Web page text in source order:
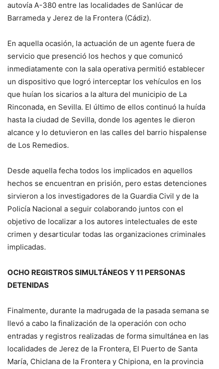
autovía A-380 entre las localidades de Sanlúcar de
Barrameda y Jerez de la Frontera (Cádiz).
En aquella ocasión, la actuación de un agente fuera de
servicio que presenció los hechos y que comunicó
inmediatamente con la sala operativa permitió establecer
un dispositivo que logró interceptar los vehículos en los
que huían los sicarios a la altura del municipio de La
Rinconada, en Sevilla. El último de ellos continuó la huída
hasta la ciudad de Sevilla, donde los agentes le dieron
alcance y lo detuvieron en las calles del barrio hispalense
de Los Remedios.
Desde aquella fecha todos los implicados en aquellos
hechos se encuentran en prisión, pero estas detenciones
sirvieron a los investigadores de la Guardia Civil y de la
Policía Nacional a seguir colaborando juntos con el
objetivo de localizar a los autores intelectuales de este
crimen y desarticular todas las organizaciones criminales
implicadas.
OCHO REGISTROS SIMULTÁNEOS Y 11 PERSONAS
DETENIDAS
Finalmente, durante la madrugada de la pasada semana se
llevó a cabo la finalización de la operación con ocho
entradas y registros realizadas de forma simultánea en las
localidades de Jerez de la Frontera, El Puerto de Santa
María, Chiclana de la Frontera y Chipiona, en la provincia